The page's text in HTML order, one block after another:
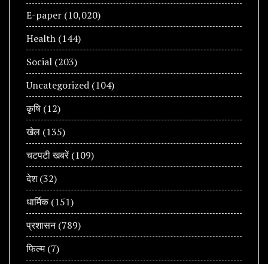
E-paper (10,020)
Health (144)
Social (203)
Uncategorized (104)
कृषि (12)
खेल (135)
चटपटी खबरें(109)
देश(32)
धार्मिक(151)
प्रशासन(789)
फिल्म(7)